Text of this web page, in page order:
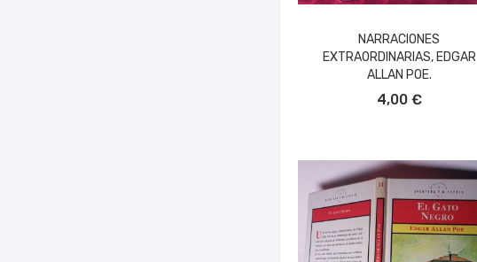
NARRACIONES
EXTRAORDINARIAS, EDGAR
ALLAN POE.
4,00 €